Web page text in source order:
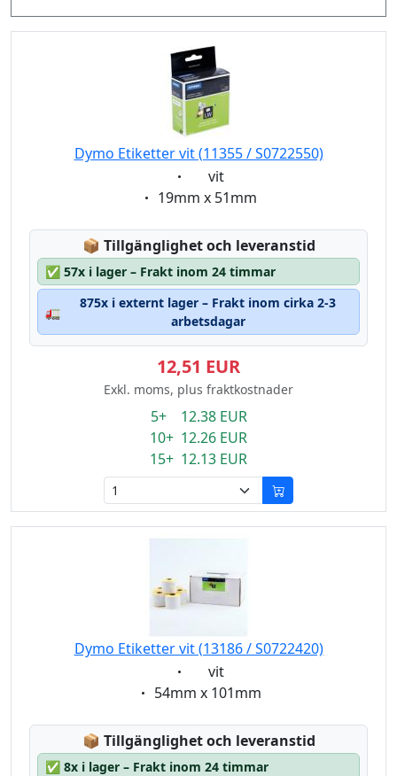
57mm x 32mm
101mm x 54 mm
190mm x 59mm
Dymo Etiketter vit (11355 / S0722550)
Eigenschaft:
vit
Eigenschaft:
19mm x 51mm
📦 Lagerstatus:
Tillgänglighet och leveranstid
✅ 57x i lager – Frakt inom 24 timmar
🚛
875x i externt lager – Frakt inom cirka 2-3
arbetsdagar
12,51 EUR
Exkl. moms, plus fraktkostnader
5+ 12.38 EUR
10+ 12.26 EUR
15+ 12.13 EUR
Dymo Etiketter vit (13186 / S0722420)
Eigenschaft:
vit
Eigenschaft:
54mm x 101mm
📦 Lagerstatus:
Tillgänglighet och leveranstid
✅ 8x i lager – Frakt inom 24 timmar